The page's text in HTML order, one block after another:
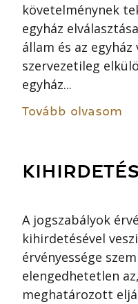
követelménynek
egyház
állam és az
szervezetileg
egyház...
Tovább olvasom
A jogszabályok
kihirdetésével
érvényessége
elengedhetetlen
meghatározott